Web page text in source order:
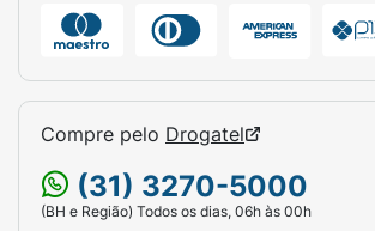
Tamanho:M (Médio).
Peso Indicado:5kg a 10kg.
Quantidade:70 Fraldas
Tipo de Pacote:
Hiper.
Compre pelo Drogatel
(31) 3270-5000
(BH e Região) Todos os dias, 06h às 00h